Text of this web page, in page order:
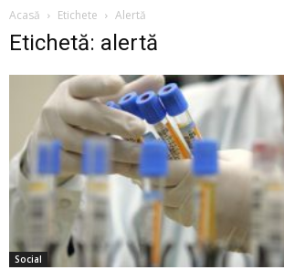
Acasă Etichete Alertă
Etichetă: alertă
Social